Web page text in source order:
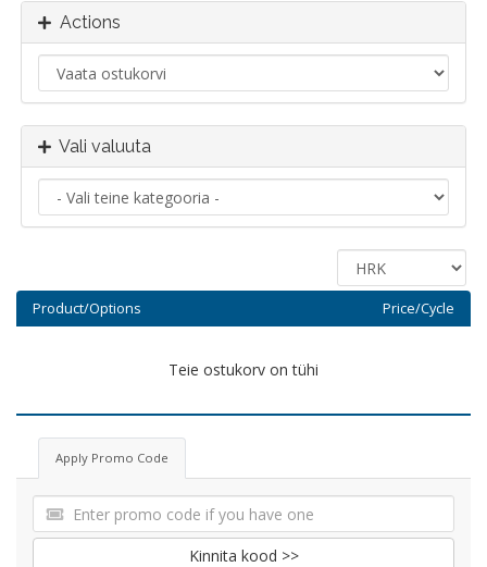
Actions
Vali valuuta
Product/Options Price/Cycle
Teie ostukorv on tühi
Apply Promo Code
Kinnita kood >>